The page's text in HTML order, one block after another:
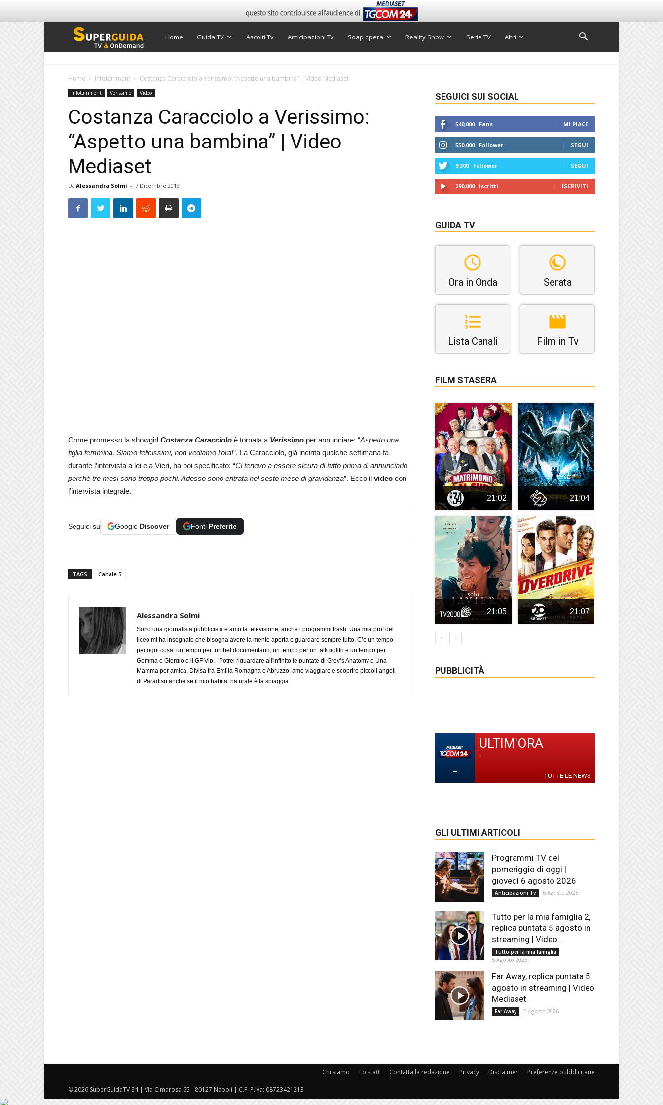
Super
Home Guida TV Ascolti Tv Anticipazioni Tv Soap opera Reality Show Serie TV Altri
Home Infotainment Costanza Caracciolo a Verissimo: “Aspetto una bambina” | Video Mediaset
Infotainment Verissimo Video
Costanza Caracciolo a Verissimo:
“Aspetto una bambina” | Video
Mediaset
Da Alessandra Solmi - 7 Dicembre 2019
Come promesso la showgirl Costanza Caracciolo è tornata a Verissimo per annunciare: “Aspetto una
figlia femmina. Siamo felicissimi, non vediamo l’ora!”. La Caracciolo, già incinta qualche settimana fa
durante l’intervista a lei e a Vieri, ha poi specificato: “Ci tenevo a essere sicura di tutto prima di annunciarlo
perché tre mesi sono troppo pochi. Adesso sono entrata nel sesto mese di gravidanza”. Ecco il video con
l’intervista integrale.
Seguici su Google Discover Fonti Preferite
TAGS Canale 5
Alessandra Solmi
Sono una giornalista pubblicista e amo la televisione, anche i programmi trash. Una mia prof del
liceo mi ha insegnato che bisogna avere la mente aperta e guardare sempre tutto. C’è un tempo
per ogni cosa: un tempo per un bel documentario, un tempo per un talk polito e un tempo per
Gemma e Giorgio o il GF Vip. Potrei riguardare all'infinito le puntate di Grey’s Anatomy e Una
Mamma per amica. Divisa fra Emilia Romagna e Abruzzo, amo viaggiare e scoprire piccoli angoli
di Paradiso anche se il mio habitat naturale è la spiaggia.
SEGUICI SUI SOCIAL
540,000 Fans MI PIACE
550,000 Follower SEGUI
9,300 Follower SEGUI
290,000 Iscritti ISCRIVITI
GUIDA TV
Ora in Onda Serata
Lista Canali Film in Tv
FILM STASERA
21:02 21:04
21:05 21:07
PUBBLICITÀ
-
ULTIM'ORA
-
TUTTE LE NEWS
GLI ULTIMI ARTICOLI
Programmi TV del
pomeriggio di oggi |
giovedì 6 agosto 2026
Anticipazioni Tv 6 Agosto 2026
Tutto per la mia famiglia 2,
replica puntata 5 agosto in
streaming | Video...
Tutto per la mia famiglia
5 Agosto 2026
Far Away, replica puntata 5
agosto in streaming | Video
Mediaset
Far Away 5 Agosto 2026
Chi siamo Lo staff Contatta la redazione Privacy Disclaimer Preferenze pubblicitarie
© 2026 SuperGuidaTV Srl | Via Cimarosa 65 - 80127 Napoli | C.F. P.Iva: 08723421213